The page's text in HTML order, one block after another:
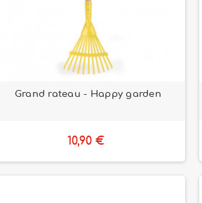
Grand rateau - Happy garden
10,90 €